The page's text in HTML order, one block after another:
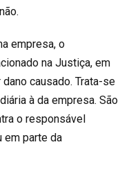
empresa, o
na Justiça, em
causado. Trata-se
à da empresa. São
o responsável
em parte da